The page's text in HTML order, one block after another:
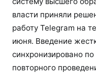
власти приняли
работу Telegram на
июня. Введение
синхронизировано
повторного